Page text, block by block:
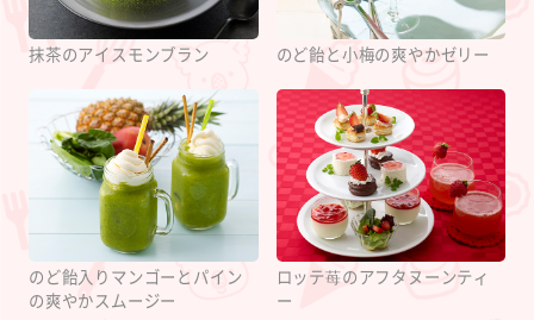
抹茶のアイスモンブラン のど飴と小梅の爽やかゼリー
のど飴入りマンゴーとパイン
の爽やかスムージー
ロッテ苺のアフタヌーンティ
ー